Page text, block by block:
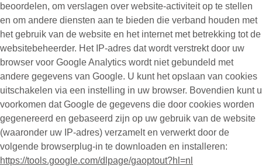
beoordelen, om verslagen over website-activiteit op te stellen
en om andere diensten aan te bieden die verband houden met
het gebruik van de website en het internet met betrekking tot de
websitebeheerder. Het IP-adres dat wordt verstrekt door uw
browser voor Google Analytics wordt niet gebundeld met
andere gegevens van Google. U kunt het opslaan van cookies
uitschakelen via een instelling in uw browser. Bovendien kunt u
voorkomen dat Google de gegevens die door cookies worden
gegenereerd en gebaseerd zijn op uw gebruik van de website
(waaronder uw IP-adres) verzamelt en verwerkt door de
volgende browserplug-in te downloaden en installeren:
https://tools.google.com/dlpage/gaoptout?hl=nl